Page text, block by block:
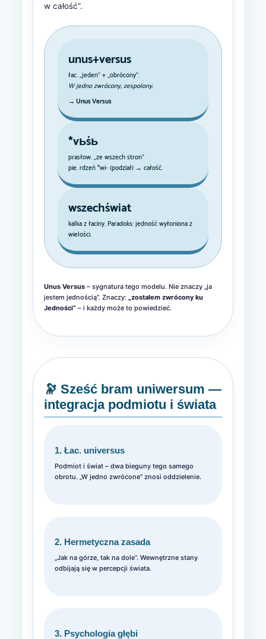
w całość”.
unus+versus
łac. „jeden” + „obrócony”.
W jedno zwrócony, zespolony.
→ Unus Versus
*vьśь
prasłow. „ze wszech stron”
pie. rdzeń *wi- (podział) → całość.
wszechświat
kalka z łaciny. Paradoks: jedność wyłoniona z
wielości.
Unus Versus – sygnatura tego modelu. Nie znaczy „ja
jestem jednością”. Znaczy: „zostałem zwrócony ku
Jedności” – i każdy może to powiedzieć.
🔭 Sześć bram uniwersum —
integracja podmiotu i świata
1. Łac. universus
Podmiot i świat – dwa bieguny tego samego
obrotu. „W jedno zwrócone” znosi oddzielenie.
2. Hermetyczna zasada
„Jak na górze, tak na dole”. Wewnętrzne stany
odbijają się w percepcji świata.
3. Psychologia głębi